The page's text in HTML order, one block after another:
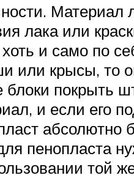
Материал
лака или
и само по
или крысы, то
покрыть
и если его
абсолютно
пенопласта
той